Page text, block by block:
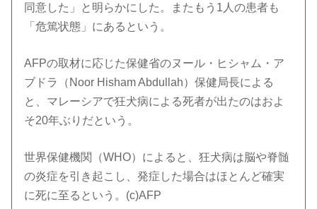
同意した」と明らかにした。またもう1人の患者も
「危篤状態」にあるという。
AFPの取材に応じた保健省のヌール・ヒシャム・ア
ブドラ（Noor Hisham Abdullah）保健局長による
と、マレーシアで狂犬病による死者が出たのはおよ
そ20年ぶりだという。
世界保健機関（WHO）によると、狂犬病は脳や脊髄
の炎症を引き起こし、発症した場合はほとんど確実
に死に至るという。(c)AFP